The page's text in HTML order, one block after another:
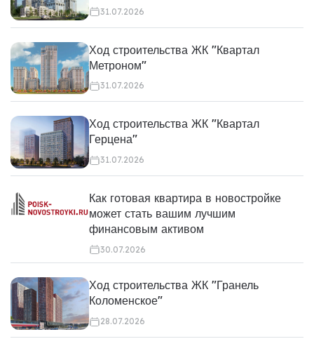
31.07.2026
Ход строительства ЖК "Квартал
Метроном"
31.07.2026
Ход строительства ЖК "Квартал
Герцена"
31.07.2026
Как готовая квартира в новостройке
может стать вашим лучшим
финансовым активом
30.07.2026
Ход строительства ЖК "Гранель
Коломенское"
28.07.2026